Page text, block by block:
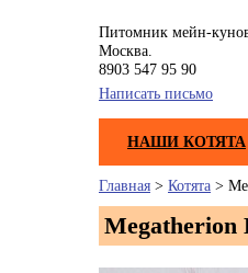
Питомник мейн-
Москва.
8903 547 95 90
Написать письмо
НАШИ КОТЯТА
Главная > Котята >
Megatherion